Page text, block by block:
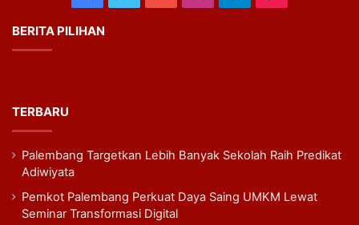
BERITA PILIHAN
TERBARU
Palembang Targetkan Lebih Banyak Sekolah Raih Predikat
Adiwiyata
Pemkot Palembang Perkuat Daya Saing UMKM Lewat
Seminar Transformasi Digital